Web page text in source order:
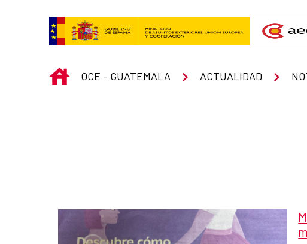
INICIO
OCE - GUATEMALA ACTUALIDAD